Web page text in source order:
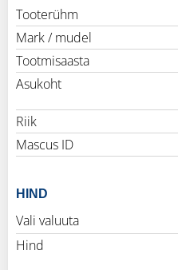
Tooterühm
Mark / mudel
Tootmisaasta
Asukoht
Riik
Mascus ID
HIND
Vali valuuta
Hind